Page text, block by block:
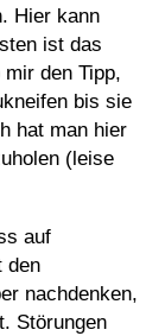
Hier kann
ist das
den Tipp,
bis sie
hat man hier
(leise
auf
den
nachdenken,
Störungen